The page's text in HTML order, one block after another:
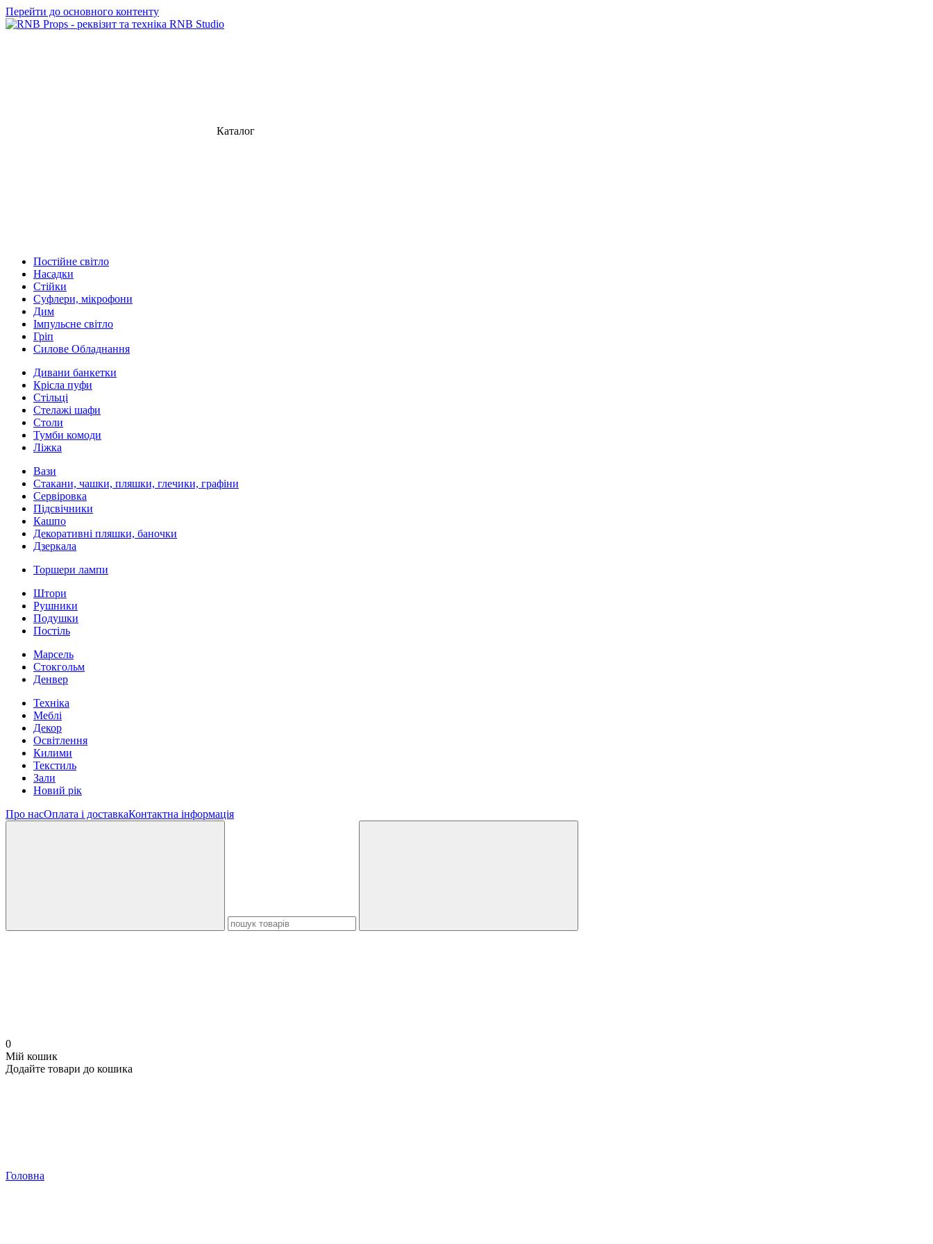
Перейти до основного контенту
Каталог
Постійне світло
Насадки
Стійки
Суфлери, мікрофони
Дим
Імпульсне світло
Гріп
Силове Обладнання
Дивани банкетки
Крісла пуфи
Стільці
Стелажі шафи
Столи
Тумби комоди
Ліжка
Вази
Стакани, чашки, пляшки, глечики, графіни
Сервіровка
Підсвічники
Кашпо
Декоративні пляшки, баночки
Дзеркала
Торшери лампи
Штори
Рушники
Подушки
Постіль
Марсель
Стокгольм
Денвер
Техніка
Меблі
Декор
Освітлення
Килими
Текстиль
Зали
Новий рік
Про насОплата і доставкаКонтактна інформація
0
Мій кошик
Додайте товари до кошика
Головна